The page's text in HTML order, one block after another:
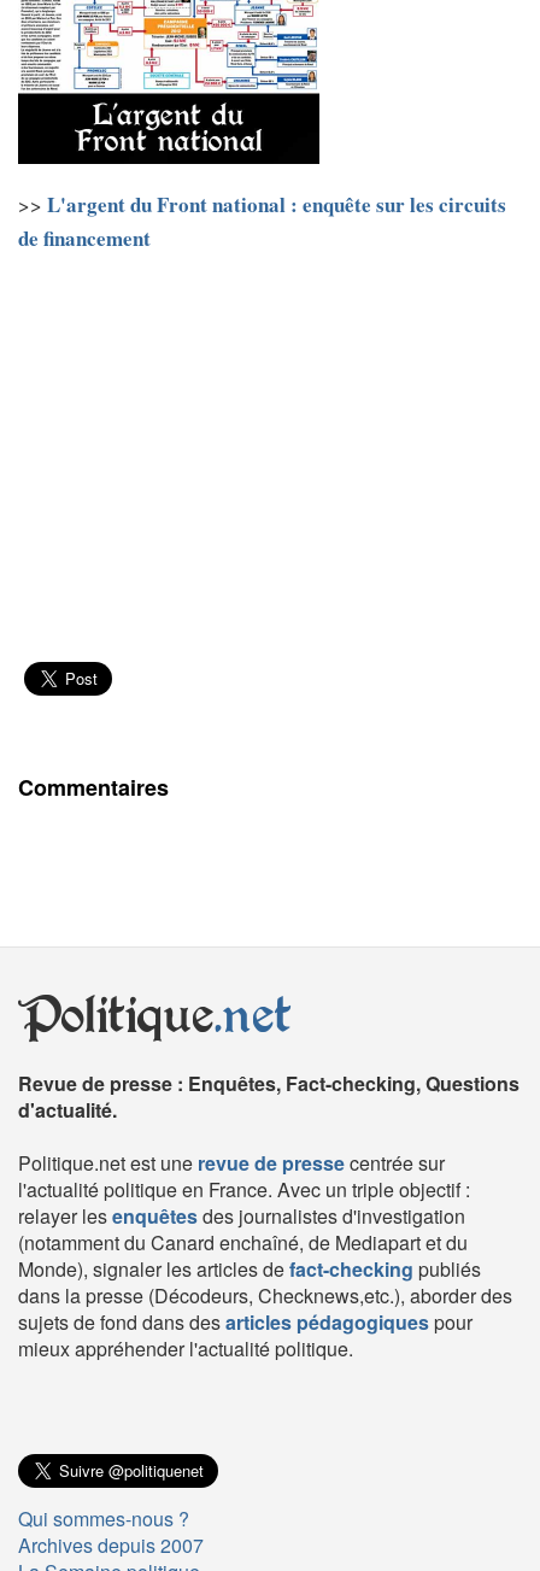
>> L'argent du Front national : enquête sur les circuits
de financement
Commentaires
Politique.net
Revue de presse : Enquêtes, Fact-checking, Questions
d'actualité.
Politique.net est une revue de pressecentrée sur
l'actualité politique en France. Avec un triple objectif :
relayer lesenquêtesdes journalistes d'investigation
(notamment du Canard enchaîné, de Mediapart et du
Monde), signaler les articles defact-checking publiés
dans la presse (Décodeurs, Checknews,etc.), aborder des
sujets de fond dans desarticles pédagogiquespour
mieux appréhender l'actualité politique.
Qui sommes-nous ?
Archives depuis 2007